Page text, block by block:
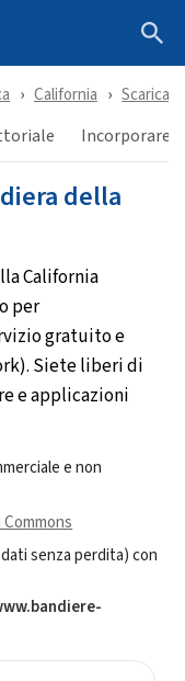
California Scaricare
Incorporare
della
California
per
gratuito e
Siete liberi di
e applicazioni
e non
senza perdita) con